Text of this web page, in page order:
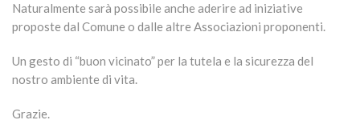
Naturalmente sarà possibile anche aderire ad iniziative
proposte dal Comune o dalle altre Associazioni proponenti.
Un gesto di “buon vicinato” per la tutela e la sicurezza del
nostro ambiente di vita.
Grazie.